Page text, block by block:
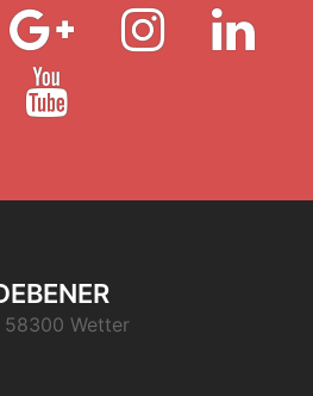
Google
plus
Instagram
58300 Wetter